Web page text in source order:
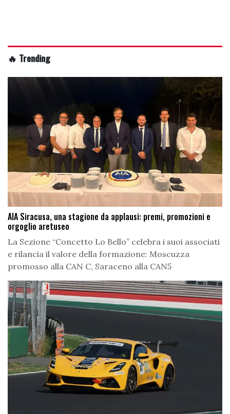
🔥 Trending
AIA Siracusa, una stagione da applausi: premi, promozioni e
orgoglio aretuseo
La Sezione “Concetto Lo Bello” celebra i suoi associati
e rilancia il valore della formazione: Moscuzza
promosso alla CAN C, Saraceno alla CAN5